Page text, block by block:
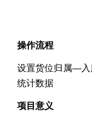
操作流程
设置货位归属—
统计数据
项目意义